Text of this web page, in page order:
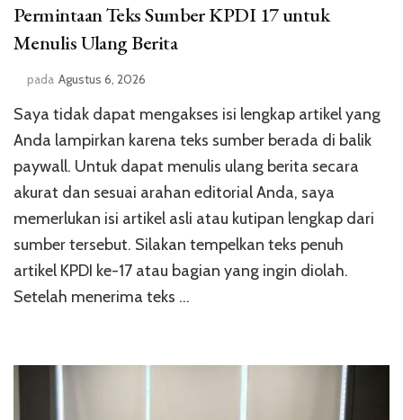
Permintaan Teks Sumber KPDI 17 untuk
Menulis Ulang Berita
pada Agustus 6, 2026
Saya tidak dapat mengakses isi lengkap artikel yang
Anda lampirkan karena teks sumber berada di balik
paywall. Untuk dapat menulis ulang berita secara
akurat dan sesuai arahan editorial Anda, saya
memerlukan isi artikel asli atau kutipan lengkap dari
sumber tersebut. Silakan tempelkan teks penuh
artikel KPDI ke-17 atau bagian yang ingin diolah.
Setelah menerima teks …